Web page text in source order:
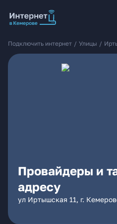
Подключить интернет / Улицы /
Провайдеры и
адресу
ул Иртышская 11, г.